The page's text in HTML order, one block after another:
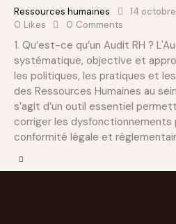
Ressources humaines 14
0 Likes 0 Comments
1. Qu’est-ce qu’un Audit RH ?
systématique, objective et
les politiques, les pratiques et
des Ressources Humaines au
s’agit d’un outil essentiel
corriger les dysfonctionnements
conformité légale et